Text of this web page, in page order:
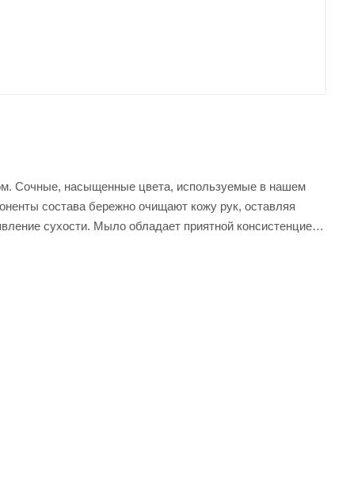
Сочные, насыщенные цвета, используемые в нашем
состава бережно очищают кожу рук, оставляя
сухости. Мыло обладает приятной консистенцией,